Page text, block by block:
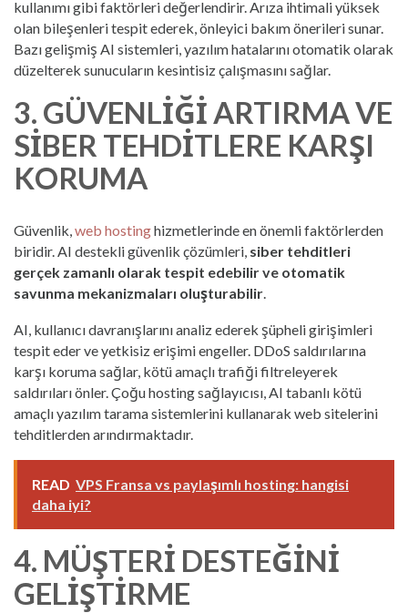
kullanımı gibi faktörleri değerlendirir. Arıza ihtimali yüksek
olan bileşenleri tespit ederek, önleyici bakım önerileri sunar.
Bazı gelişmiş AI sistemleri, yazılım hatalarını otomatik olarak
düzelterek sunucuların kesintisiz çalışmasını sağlar.
3. GÜVENLIĞI ARTIRMA VE
SIBER TEHDITLERE KARŞI
KORUMA
Güvenlik,web hostinghizmetlerinde en önemli faktörlerden
biridir. AI destekli güvenlik çözümleri, siber tehditleri
gerçek zamanlı olarak tespit edebilir ve otomatik
savunma mekanizmaları oluşturabilir.
AI, kullanıcı davranışlarını analiz ederek şüpheli girişimleri
tespit eder ve yetkisiz erişimi engeller. DDoS saldırılarına
karşı koruma sağlar, kötü amaçlı trafiği filtreleyerek
saldırıları önler. Çoğu hosting sağlayıcısı, AI tabanlı kötü
amaçlı yazılım tarama sistemlerini kullanarak web sitelerini
tehditlerden arındırmaktadır.
READ VPS Fransa vs paylaşımlı hosting: hangisi
daha iyi?
4. MÜŞTERI DESTEĞINI
GELIŞTIRME